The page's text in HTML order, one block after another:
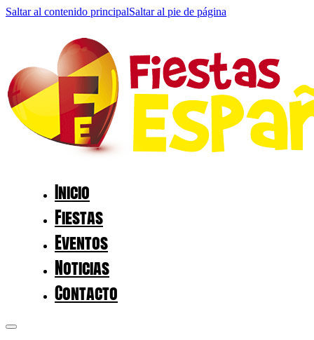
Saltar al contenido principalSaltar al pie de página
Inicio
Fiestas
Eventos
Noticias
Contacto